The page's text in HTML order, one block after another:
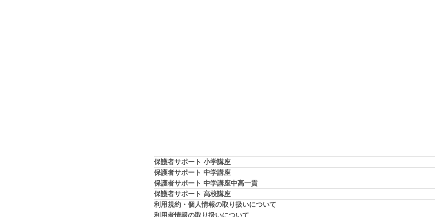
保護者サポート 小学講座
保護者サポート 中学講座
保護者サポート 中学講座中高一貫
保護者サポート 高校講座
利用規約・個人情報の取り扱いについて
利用者情報の取り扱いについて